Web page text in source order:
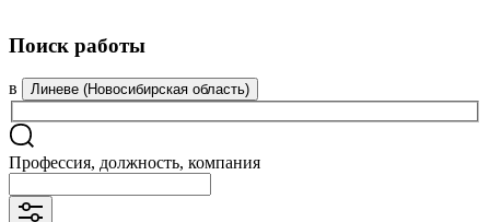
Поиск работы
в Линеве (Новосибирская область)
Профессия, должность, компания